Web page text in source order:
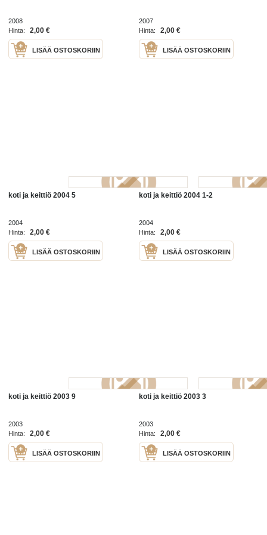
2008
Hinta:
2,00 €
LISÄÄ OSTOSKORIIN
2007
Hinta:
2,00 €
LISÄÄ OSTOSKORIIN
koti ja keittiö 2004 5
2004
Hinta:
2,00 €
LISÄÄ OSTOSKORIIN
koti ja keittiö 2004 1-2
2004
Hinta:
2,00 €
LISÄÄ OSTOSKORIIN
koti ja keittiö 2003 9
2003
Hinta:
2,00 €
LISÄÄ OSTOSKORIIN
koti ja keittiö 2003 3
2003
Hinta:
2,00 €
LISÄÄ OSTOSKORIIN